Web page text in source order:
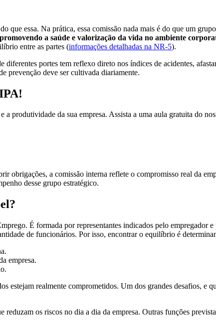
que essa. Na prática, essa comissão nada mais é do que um
a saúde e valorização da vida no ambiente
entre as partes (informações detalhadas na NR-5).
diferentes portes tem reflexo direto nos índices de acidentes,
prevenção deve ser cultivada diariamente.
a produtividade da sua empresa. Assista a uma aula gratuita do
a comissão interna reflete o compromisso real da
desse grupo estratégico.
É formada por representantes indicados pelo empregador
de funcionários. Por isso, encontrar o equilíbrio é
empresa.
estejam realmente comprometidos. Um dos grandes desafios, e
os riscos no dia a dia da empresa. Outras funções